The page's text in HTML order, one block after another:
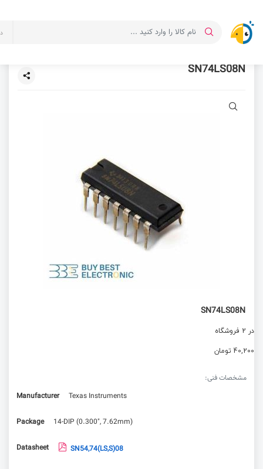
SN74LS08N
SN74LS08N
در 2 فروشگاه
40,200 تومان
مشخصات فنی:
Manufacturer
Texas Instruments
Package 14-DIP (0.300", 7.62mm)
Datasheet SN54,74(LS,S)08